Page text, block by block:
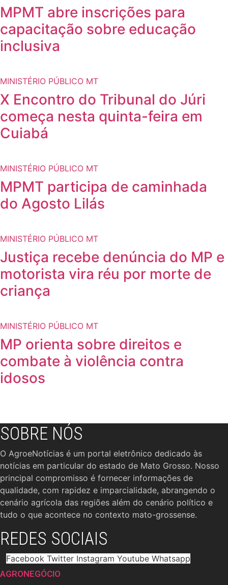
MPMT abre inscrições para
capacitação sobre educação
inclusiva
MINISTÉRIO PÚBLICO MT
X Encontro do Tribunal do Júri
começa nesta quinta-feira em
Cuiabá
MINISTÉRIO PÚBLICO MT
MPMT participa de caminhada
do Agosto Lilás
MINISTÉRIO PÚBLICO MT
Justiça recebe denúncia do MP e
motorista vira réu por morte de
criança
MINISTÉRIO PÚBLICO MT
MP orienta sobre direitos e
combate à violência contra
idosos
SOBRE NÓS
O AgroeNotícias é um portal eletrônico dedicado às
notícias em particular do estado de Mato Grosso. Nosso
principal compromisso é fornecer informações de
qualidade, com rapidez e imparcialidade, abrangendo o
cenário agrícola das regiões além do cenário político e
tudo o que acontece no contexto mato-grossense.
REDES SOCIAIS
Facebook Twitter Instagram Youtube Whatsapp
AGRONEGÓCIO